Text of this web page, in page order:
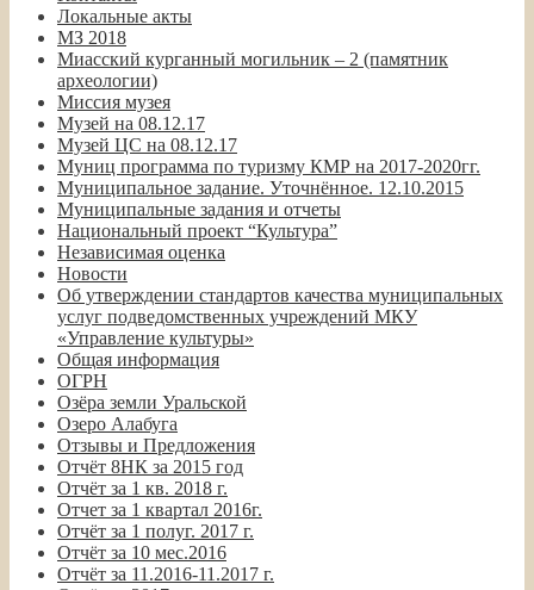
Локальные акты
МЗ 2018
Миасский курганный могильник – 2 (памятник
археологии)
Миссия музея
Музей на 08.12.17
Музей ЦС на 08.12.17
Муниц программа по туризму КМР на 2017-2020гг.
Муниципальное задание. Уточнённое. 12.10.2015
Муниципальные задания и отчеты
Национальный проект “Культура”
Независимая оценка
Новости
Об утверждении стандартов качества муниципальных
услуг подведомственных учреждений МКУ
«Управление культуры»
Общая информация
ОГРН
Озёра земли Уральской
Озеро Алабуга
Отзывы и Предложения
Отчёт 8НК за 2015 год
Отчёт за 1 кв. 2018 г.
Отчет за 1 квартал 2016г.
Отчёт за 1 полуг. 2017 г.
Отчёт за 10 мес.2016
Отчёт за 11.2016-11.2017 г.